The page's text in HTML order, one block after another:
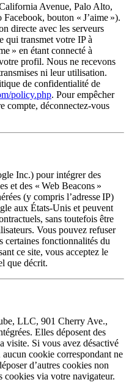
Avenue, Palo Alto,
bouton « J’aime »).
directe avec les serveurs
qui transmet votre IP à
» en étant connecté à
profil. Nous ne recevons
ni leur utilisation.
de confidentialité de
policy.php. Pour empêcher
compte, déconnectez-vous
Inc.) pour intégrer des
et des « Web Beacons »
(y compris l’adresse IP)
aux États-Unis et peuvent
sans toutefois être
Vous pouvez refuser
certaines fonctionnalités du
ce site, vous acceptez le
que décrit.
LLC, 901 Cherry Ave.,
Elles déposent des
visite. Si vous avez désactivé
cookie correspondant ne
d’autres cookies non
cookies via votre navigateur.